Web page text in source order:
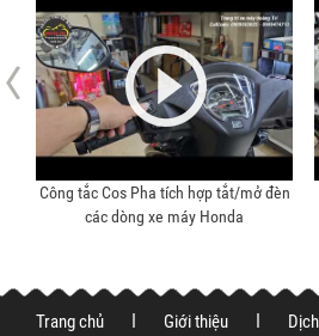
CỤM ĐÈN PHA 2 TẦNG FUTURE LED
Trang chủ Giới thiệu